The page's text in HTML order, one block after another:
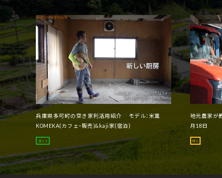
兵庫県多可町の空き家利活用紹介 モデル：米菓
KOMEKA(カフェ・販売)&kaji家(宿泊)
暮らす
地元農家が
月18日
行く